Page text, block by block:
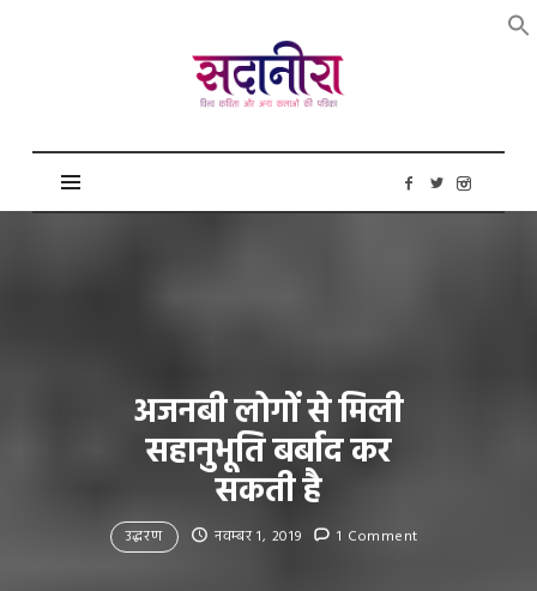
सदानीरा
अजनबी लोगों से मिली
सहानुभूति बर्बाद कर
सकती है
उद्धरण नवम्बर 1, 2019 1 Comment